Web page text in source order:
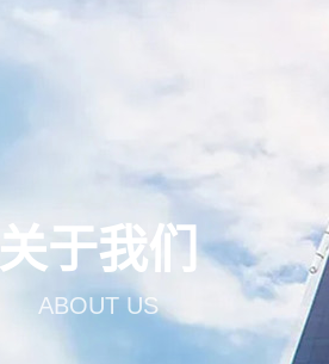
关于我们
ABOUT US